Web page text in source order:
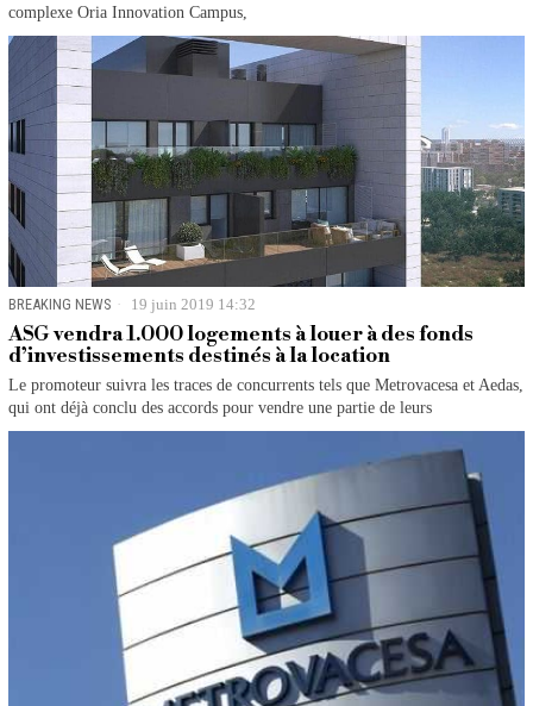
complexe Oria Innovation Campus,
BREAKING NEWS 19 juin 2019 14:32
ASG vendra 1.000 logements à louer à des fonds
d’investissements destinés à la location
Le promoteur suivra les traces de concurrents tels que Metrovacesa et Aedas,
qui ont déjà conclu des accords pour vendre une partie de leurs